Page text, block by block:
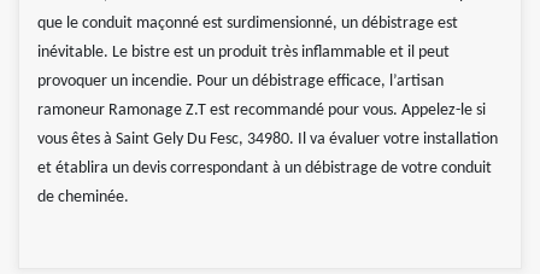
que le conduit maçonné est surdimensionné, un débistrage est
inévitable. Le bistre est un produit très inflammable et il peut
provoquer un incendie. Pour un débistrage efficace, l’artisan
ramoneur Ramonage Z.T est recommandé pour vous. Appelez-le si
vous êtes à Saint Gely Du Fesc, 34980. Il va évaluer votre installation
et établira un devis correspondant à un débistrage de votre conduit
de cheminée.